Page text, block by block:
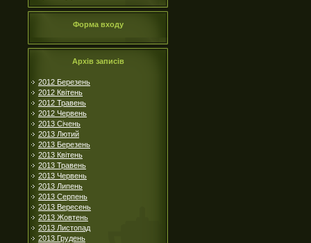
Форма входу
Архів записів
2012 Березень
2012 Квітень
2012 Травень
2012 Червень
2013 Січень
2013 Лютий
2013 Березень
2013 Квітень
2013 Травень
2013 Червень
2013 Липень
2013 Серпень
2013 Вересень
2013 Жовтень
2013 Листопад
2013 Грудень